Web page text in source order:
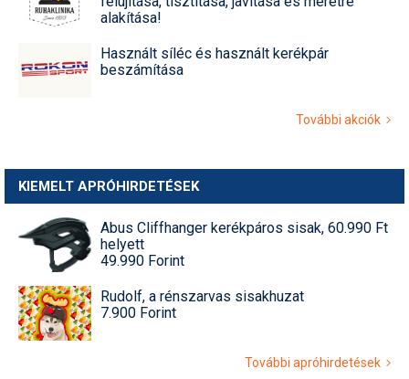
alakítása!
Használt síléc és használt kerékpár
beszámítása
További akciók
KIEMELT APRÓHIRDETÉSEK
Abus Cliffhanger kerékpáros sisak, 60.990 Ft
helyett
49.990 Forint
Rudolf, a rénszarvas sisakhuzat
7.900 Forint
További apróhirdetések